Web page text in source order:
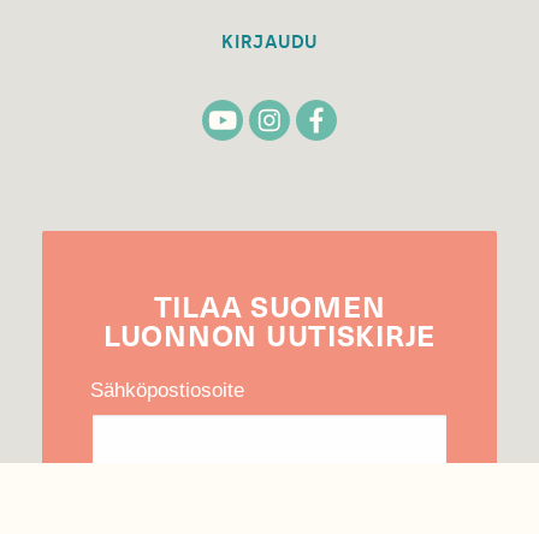
KIRJAUDU
TILAA SUOMEN
LUONNON UUTIS­KIRJE
Sähköpostiosoite